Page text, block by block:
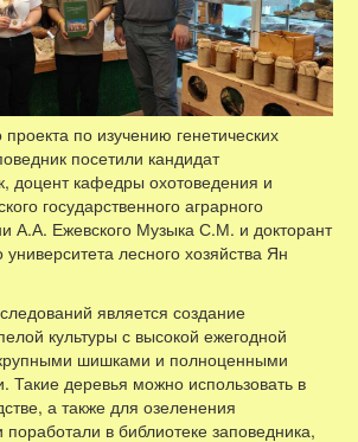
по изучению генетических
посетили кандидат
доцент кафедры охотоведения и
государственного аграрного
А.А. Ежевского Музыка С.М. и докторант
лесного хозяйства Ян
является создание
культуры с высокой ежегодной
шишками и полноценными
деревья можно использовать в
а также для озеленения
в библиотеке заповедника,